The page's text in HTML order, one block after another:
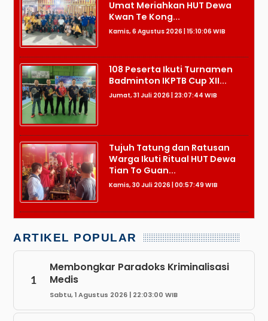
Umat Meriahkan HUT Dewa
Kwan Te Kong...
Kamis, 6 Agustus 2026 | 15:10:06 WIB
108 Peserta Ikuti Turnamen
Badminton IKPTB Cup XII...
Jumat, 31 Juli 2026 | 23:07:44 WIB
Tujuh Tatung dan Ratusan
Warga Ikuti Ritual HUT Dewa
Tian To Guan...
Kamis, 30 Juli 2026 | 00:57:49 WIB
ARTIKEL POPULAR
1
Membongkar Paradoks Kriminalisasi
Medis
Sabtu, 1 Agustus 2026 | 22:03:00 WIB